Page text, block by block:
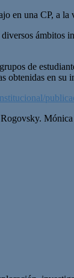
en una CP, a
ámbitos
de
obtenidas en su
Mónica